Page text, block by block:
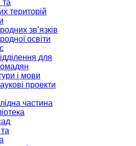
та
територій
зв’язків
освіти
для
і мови
проекти
частина